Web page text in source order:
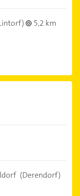
5,2 km
(Derendorf)